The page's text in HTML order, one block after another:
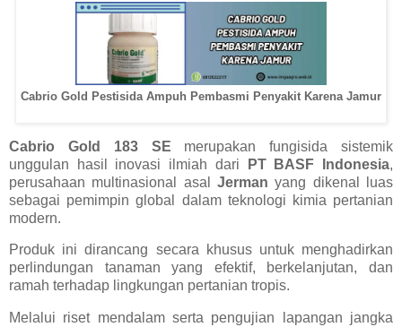
Cabrio Gold Pestisida Ampuh Pembasmi Penyakit Karena Jamur
Cabrio Gold 183 SE merupakan fungisida sistemik
unggulan hasil inovasi ilmiah dari
PT BASF Indonesia,
perusahaan multinasional asal Jermanyang dikenal luas
sebagai pemimpin global dalam teknologi kimia pertanian
modern.
Produk ini dirancang secara khusus untuk menghadirkan
perlindungan tanaman yang efektif, berkelanjutan, dan
ramah terhadap lingkungan pertanian tropis.
Melalui riset mendalam serta pengujian lapangan jangka